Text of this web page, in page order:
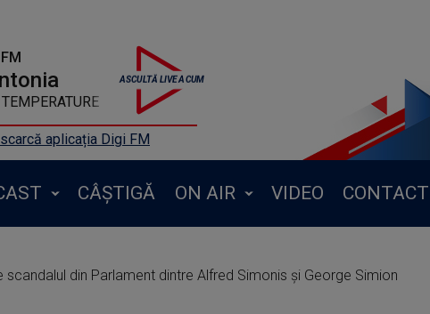
aplicația Digi FM
CÂȘTIGĂ ON AIR VIDEO CONTACT
scandalul din Parlament dintre Alfred Simonis și George Simion